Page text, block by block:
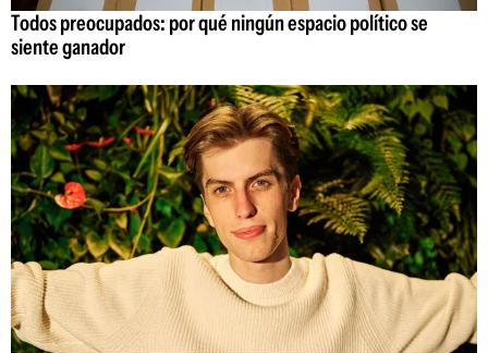
Todos preocupados: por qué ningún espacio político se
siente ganador